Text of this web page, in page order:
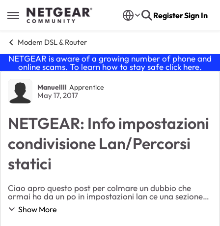
Open Side Menu
Skip to content RegisterSign In
Modem DSL & Router
NETGEAR is aware of a growing number of phone and
online scams. To learn how to stay safe click here.
Forum Discussion
Manuellll Apprentice
May 17, 2017
NETGEAR: Info impostazioni
condivisione Lan/Percorsi
statici
Ciao apro questo post per colmare un dubbio che
ormai ho da un po in impostazioni lan ce una sezione
che si chiama prenotazione indirizzi ip immagino che
serve a prenotare un indirizzo ip statico per...
Show More